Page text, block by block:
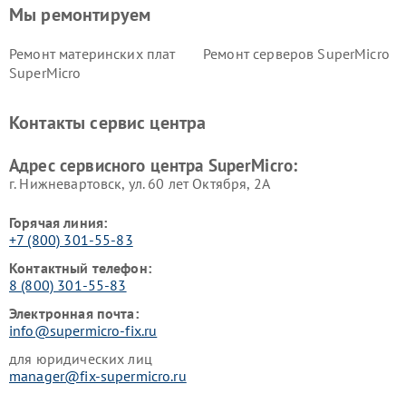
Мы ремонтируем
Ремонт материнских плат
SuperMicro
Ремонт серверов SuperMicro
Контакты сервис центра
Адрес сервисного центра SuperMicro:
г. Нижневартовск, ул. 60 лет Октября, 2А
Горячая линия:
+7 (800) 301-55-83
Контактный телефон:
8 (800) 301-55-83
Электронная почта:
info@supermicro-fix.ru
для юридических лиц
manager@fix-supermicro.ru